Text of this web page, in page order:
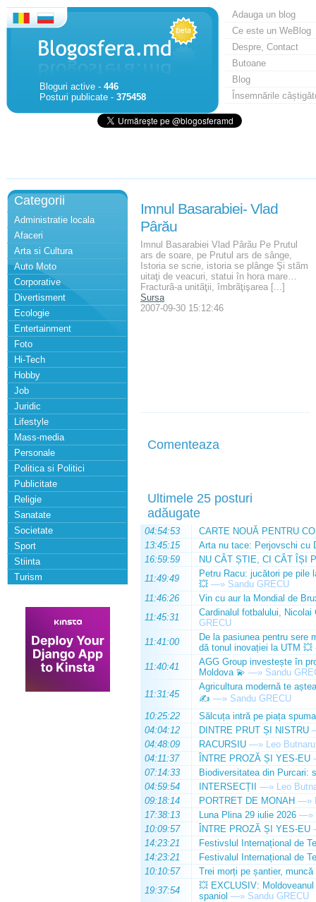
Bloguri active - 446
Posturi publicate - 375458
Adauga un blog
Ce este un WeBlog
Despre, Contact
Butoane
Blog
Însemnările
Categorii
Administratie locala
Afaceri
Arta si Cultura
Auto Moto
Corporative
Divertisment
Ecologie
Entertainment
Foto
Hi-Tech
Hobby
Job
Juridic
Lifestyle
Mass-media
Personale
Politica si Politici
Publicitate
Religie
Sanatate
Societate
Sport
Stiinta
Turism
Imnul Basarabiei- Vlad
Pârău
Imnul Basarabiei Vlad Pârãu Pe Prutul
ars de soare, pe Prutul ars de sânge,
Istoria se scrie, istoria se plânge Şi stãm
uitaţi de veacuri, statui în hora mare…
Fracturã-a unitãţii, îmbrãţişarea [...]
Sursa
2007-09-30 15:12:46
Comenteaza
Ultimele 25 posturi
adăugate
04:54:53
CARTE NOUĂ PENTRU
13:45:15
Arta nu tace: Perjovschi cu
16:59:59
NU CÂT ȘTIE, CI CÂT ÎȘI
11:49:49
Petru Racu: jucători pe pile
💥 —» Sandu GRECU
11:46:26
Vin cu aur la Mondial de
11:45:31
Cardinalul fotbalului,
GRECU
11:41:00
De la pasiunea pentru sere
dă tonul inovației la UTM 💥
11:40:41
AGG Group investește în
Moldova 💫 —» Sandu
11:31:45
Agricultura modernă te
✍️ —» Sandu GRECU
10:25:22
Sălcuța intră pe piața
04:04:12
DINTRE PRUT ȘI NISTRU
04:48:09
RACURSIU —» Leo Butnaru
04:11:37
ÎNTRE PROZĂ ȘI YES-EU
07:14:33
Biodiversitatea din Purcari:
04:59:54
INTERSECȚII —» Leo
09:18:14
PORTRET DE MONAH —»
17:38:13
Luna Plina 29 iulie 2026 —»
10:09:57
ÎNTRE PROZĂ ȘI YES-EU
14:23:21
Festivslul Internațional de
14:23:21
Festivalul Internațional de
10:10:57
Trei morți pe șantier, muncă
19:37:54
💥 EXCLUSIV:
spaniol —» Sandu GRECU